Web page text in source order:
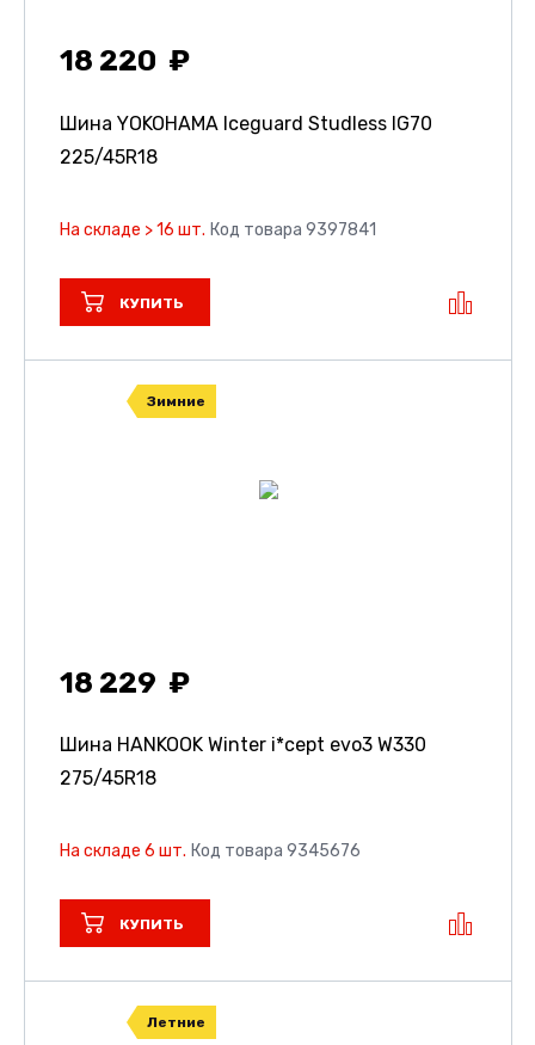
18 220
Шина YOKOHAMA Iceguard Studless IG70
225/45R18
На складе > 16 шт. Код товара 9397841
КУПИТЬ
Зимние
18 229
Шина HANKOOK Winter i*cept evo3 W330
275/45R18
На складе 6 шт. Код товара 9345676
КУПИТЬ
Летние